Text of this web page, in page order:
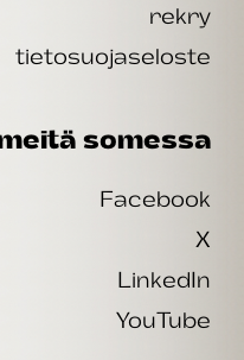
rekry
tietosuojaseloste
somessa
Facebook
X
LinkedIn
YouTube